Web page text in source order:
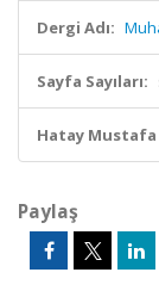
Dergi Adı:
Sayfa Sayıları:
Hatay Mustafa
Paylaş